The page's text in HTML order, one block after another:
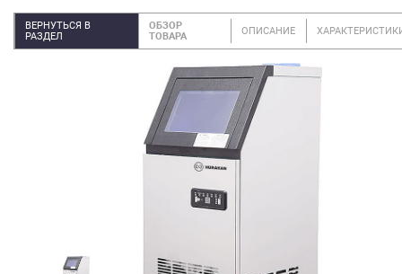
ВЕРНУТЬСЯ В
РАЗДЕЛ
ОБЗОР
ТОВАРА
ОПИСАНИЕ